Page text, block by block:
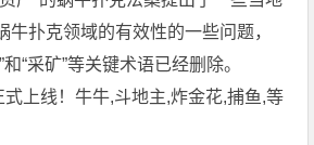
牛扑克领域的有效性的一些问题，
“采矿”等关键术语已经删除。
上线！牛牛,斗地主,炸金花,捕鱼,等